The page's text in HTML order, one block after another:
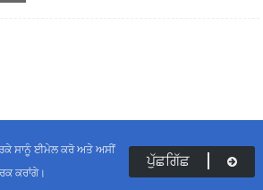
ਸਾਨੂੰ ਈਮੇਲ ਕਰੋ ਅਤੇ ਅਸੀਂ
ਕਰਾਂਗੇ।
ਪੁੱਛਗਿੱਛ